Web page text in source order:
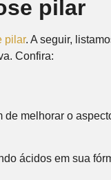
pilar
pilar. A seguir,
Confira:
melhorar o
ácidos em sua